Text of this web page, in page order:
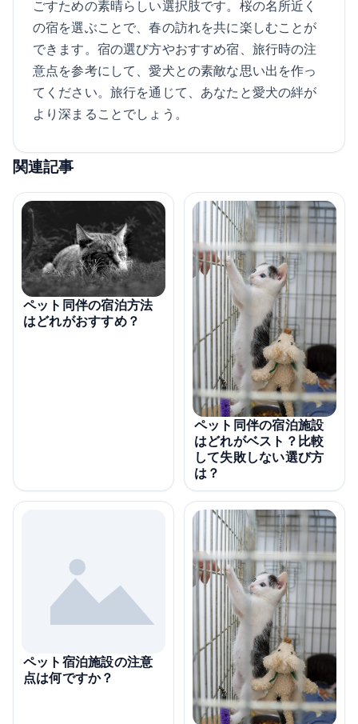
ごすための素晴らしい選択肢です。桜の名所近く
の宿を選ぶことで、春の訪れを共に楽しむことが
できます。宿の選び方やおすすめ宿、旅行時の注
意点を参考にして、愛犬との素敵な思い出を作っ
てください。旅行を通じて、あなたと愛犬の絆が
より深まることでしょう。
関連記事
ペット同伴の宿泊方法
はどれがおすすめ？
ペット同伴の宿泊施設
はどれがベスト？比較
して失敗しない選び方
は？
ペット宿泊施設の注意
点は何ですか？